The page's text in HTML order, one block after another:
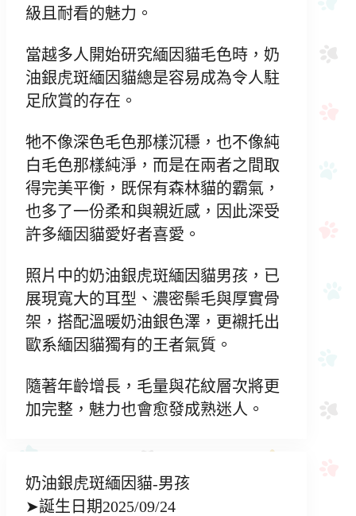
級且耐看的魅力。
當越多人開始研究緬因貓毛色時，奶
油銀虎斑緬因貓總是容易成為令人駐
足欣賞的存在。
牠不像深色毛色那樣沉穩，也不像純
白毛色那樣純淨，而是在兩者之間取
得完美平衡，既保有森林貓的霸氣，
也多了一份柔和與親近感，因此深受
許多緬因貓愛好者喜愛。
照片中的奶油銀虎斑緬因貓男孩，已
展現寬大的耳型、濃密鬃毛與厚實骨
架，搭配溫暖奶油銀色澤，更襯托出
歐系緬因貓獨有的王者氣質。
隨著年齡增長，毛量與花紋層次將更
加完整，魅力也會愈發成熟迷人。
奶油銀虎斑緬因貓-男孩
➤誕生日期2025/09/24